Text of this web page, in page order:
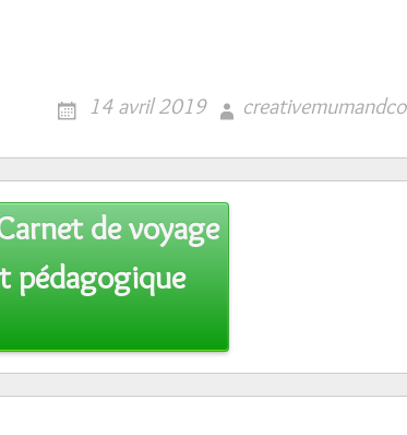
14 avril 2019 creativemumandco
de voyage
pédagogique